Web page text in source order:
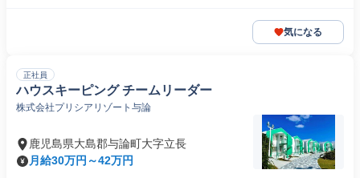
気になる
正社員
ハウスキーピング チームリーダー
株式会社プリシアリゾート与論
鹿児島県大島郡与論町大字立長
月給30万円～42万円